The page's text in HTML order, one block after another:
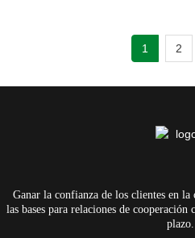
1 2
Ganar la confianza de los clientes en
las bases para relaciones de
plazo.